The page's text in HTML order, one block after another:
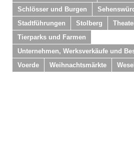
Schlösser und Burgen
Stadtführungen
Stolberg
Tierparks und Farmen
Unternehmen, Werksverkäufe und
Voerde
Weihnachtsmärkte Wesel